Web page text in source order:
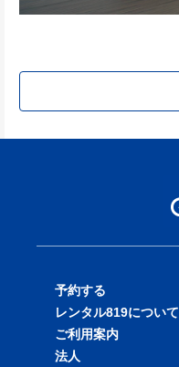
予約する
バイクを探す
店舗を探す
レンタル819について
料金表
ご利用案内
法人